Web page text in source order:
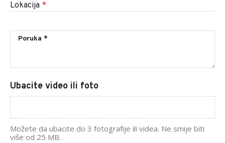
Lokacija *
Ubacite video ili foto
Možete da ubacite do 3 fotografije ili videa. Ne smije biti
više od 25 MB.